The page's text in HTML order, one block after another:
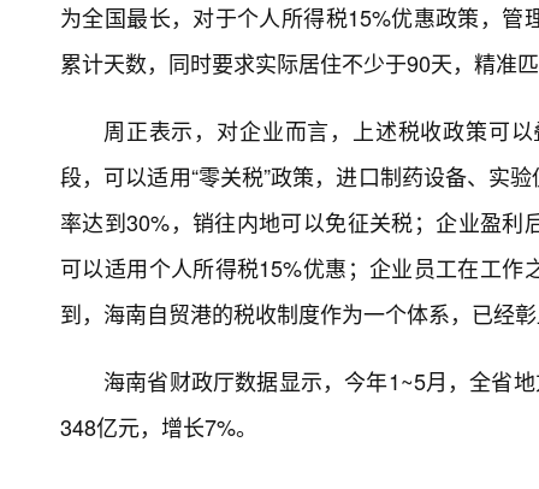
为全国最长，对于个人所得税15%优惠政策，
累计天数，同时要求实际居住不少于90天，精准
周正表示，对企业而言，上述税收政策可
段，可以适用“零关税”政策，进口制药设备、实
率达到30%，销往内地可以免征关税；企业盈
可以适用个人所得税15%优惠；企业员工在工
到，海南自贸港的税收制度作为一个体系，已经
海南省财政厅数据显示，今年1~5月，全省
348亿元，增长7%。